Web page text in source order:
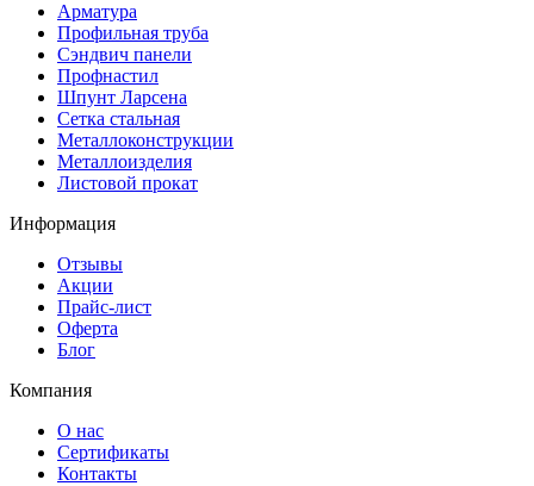
Арматура
Профильная труба
Сэндвич панели
Профнастил
Шпунт Ларсена
Сетка стальная
Металлоконструкции
Металлоизделия
Листовой прокат
Информация
Отзывы
Акции
Прайс-лист
Оферта
Блог
Компания
О нас
Сертификаты
Контакты